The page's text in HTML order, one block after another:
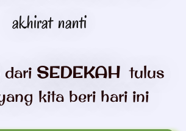
akhirat nanti
SEDEKAH tulus
kita beri hari ini